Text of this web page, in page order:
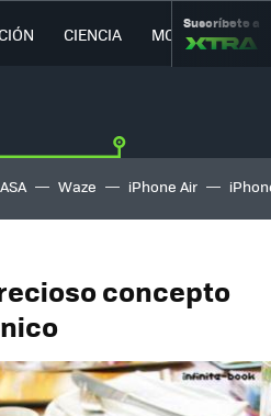
CIENCIA MOVILIDAD
Suscríbete a
Waze iPhone Air
concepto